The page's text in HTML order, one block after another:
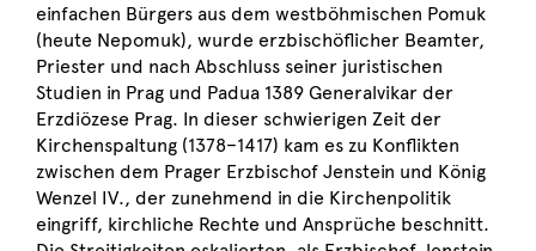
einfachen Bürgers aus dem westböhmischen Pomuk
(heute Nepomuk), wurde erzbischöflicher Beamter,
Priester und nach Abschluss seiner juristischen
Studien in Prag und Padua 1389 Generalvikar der
Erzdiözese Prag. In dieser schwierigen Zeit der
Kirchenspaltung (1378–1417) kam es zu Konflikten
zwischen dem Prager Erzbischof Jenstein und König
Wenzel IV., der zunehmend in die Kirchenpolitik
eingriff, kirchliche Rechte und Ansprüche beschnitt.